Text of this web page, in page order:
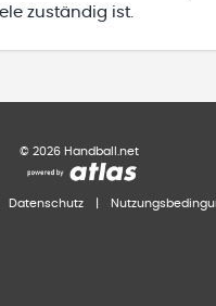
zuständig ist.
© 2026 Handball.net
Datenschutz